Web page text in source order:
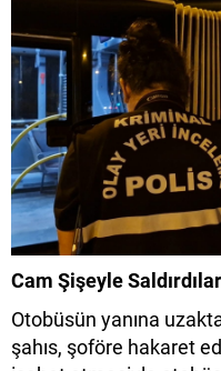
Cam Şişeyle Saldırdılar
Otobüsün yanına
şahıs, şoföre hakaret